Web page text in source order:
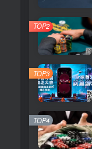
TOP2
TOP3
TOP4